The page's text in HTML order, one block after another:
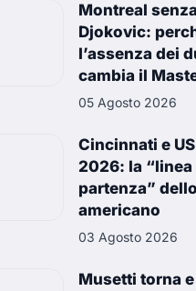
Montreal
Djokovic:
l’assenza dei
cambia il
05 Agosto 2026
Cincinnati e
2026: la “linea
partenza”
americano
03 Agosto 2026
Musetti torna